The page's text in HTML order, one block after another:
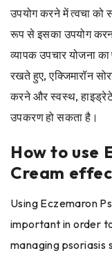
उपयोग करने में त्वचा को
रूप से इसका उपयोग
व्यापक उपचार योजना
रखते हुए, एक्जिमारॉन
करने और स्वस्थ,
उपकरण हो सकता है।
How to use
Cream
Using Eczemaron
important in order
managing psoriasis